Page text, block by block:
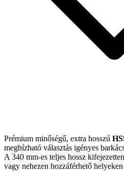
Prémium minőségű, extra hosszú
megbízható választás igényes
A 340 mm-es teljes hossz
vagy nehezen hozzáférhető